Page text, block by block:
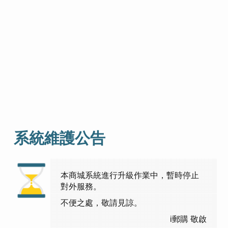
系統維護公告
本商城系統進行升級作業中，暫時停止
對外服務。
不便之處，敬請見諒。
i郵購 敬啟